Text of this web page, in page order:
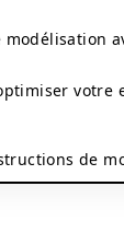
votre
de